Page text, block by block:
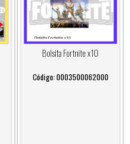
Bolsita Fortnite x10
Código: 0003500062000